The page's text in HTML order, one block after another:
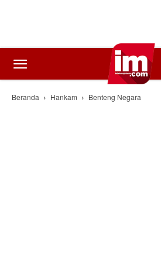
Beranda Hankam Benteng Negara